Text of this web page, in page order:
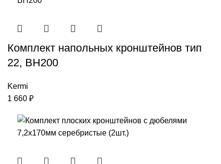
Комплект напольных кронштейнов тип
22, ВН200
Kermi
1 660 ₽